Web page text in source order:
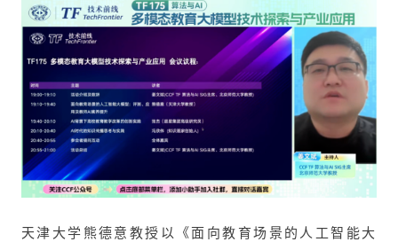
天津大学熊德意教授以《面向教育场景的人工智能大